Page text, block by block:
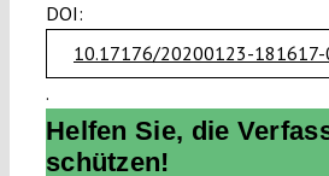
DOI:
10.17176/20200123-181617-
.
Helfen Sie, die
schützen!